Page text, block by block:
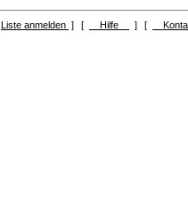
Liste anmelden ] [ Hilfe ] [